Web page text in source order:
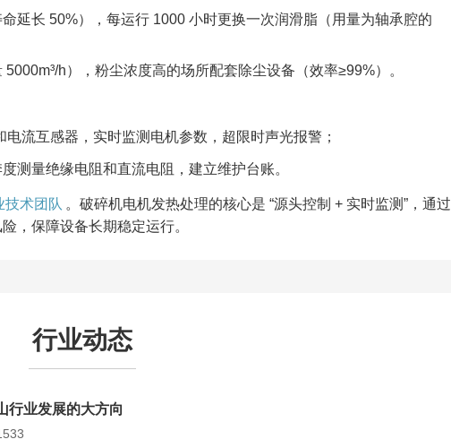
延长 50%），每运行 1000 小时更换一次润滑脂（用量为轴承腔的
h），粉尘浓度高的场所配套除尘设备（效率≥99%）。​
流互感器，实时监测电机参数，超限时声光报警；​
测量绝缘电阻和直流电阻，建立维护台账。​
技术团队 。破碎机电机发热处理的核心是 “源头控制 + 实时监测”，通过
，保障设备长期稳定运行。
行业动态
行业发展的大方向